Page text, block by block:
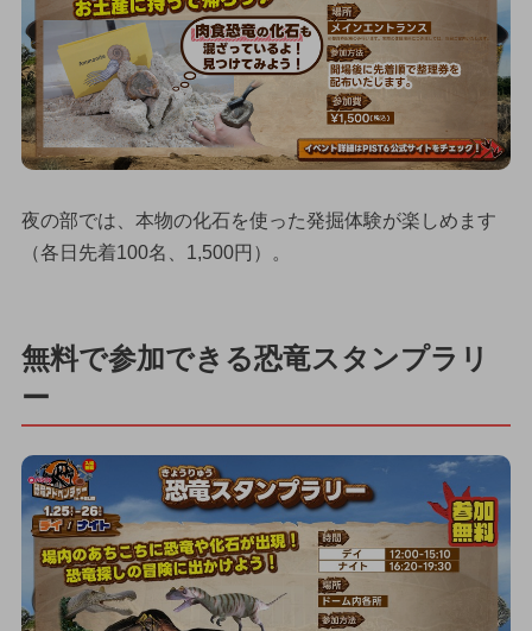
夜の部では、本物の化石を使った発掘体験が楽しめます
（各日先着100名、1,500円）。
無料で参加できる恐竜スタンプラリ
ー